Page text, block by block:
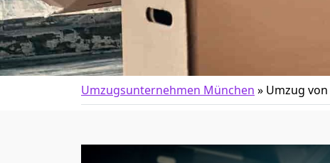
Umzugsunternehmen München » Umzug